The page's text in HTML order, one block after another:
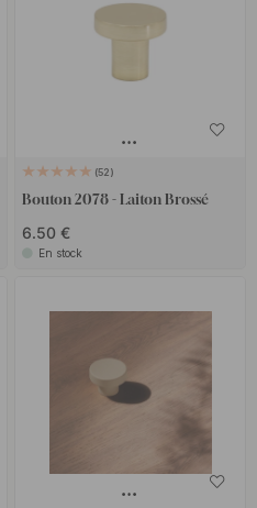
52
Bouton 2078 - Laiton Brossé
6.50 €
En stock